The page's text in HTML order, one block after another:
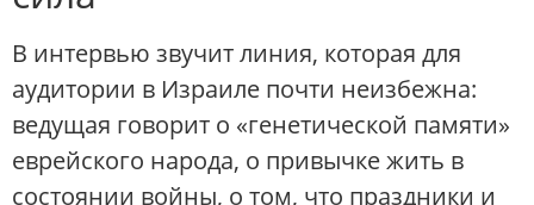
В интервью звучит линия, которая для
аудитории в Израиле почти неизбежна:
ведущая говорит о «генетической памяти»
еврейского народа, о привычке жить в
состоянии войны, о том, что праздники и